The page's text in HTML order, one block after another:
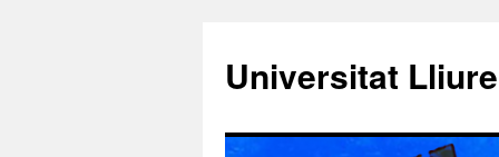
contingut
Universitat